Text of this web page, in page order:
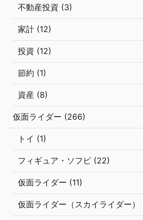
不動産投資 (3)
家計 (12)
投資 (12)
節約 (1)
資産 (8)
仮面ライダー (266)
トイ (1)
フィギュア・ソフビ (22)
仮面ライダー (11)
仮面ライダー（スカイライダー）